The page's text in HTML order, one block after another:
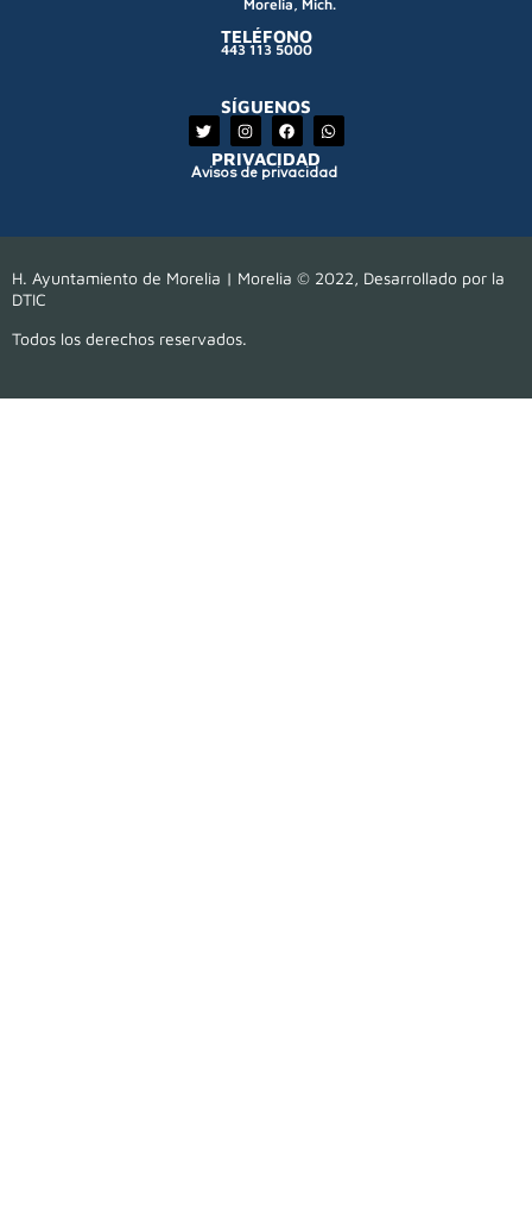
Morelia, Mich.
TELÉFONO
443 113 5000
SÍGUENOS
PRIVACIDAD
Avisos de privacidad
H. Ayuntamiento de Morelia | Morelia © 2022, Desarrollado por la
DTIC
Todos los derechos reservados.